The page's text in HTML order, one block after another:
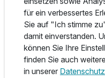
Gesellschaften. Im
Amphitheater, äußerst
Veranstaltungen von Juli
Himmel. Sie können in
außergewöhnlichen und
inklusive kulinarischem 4-
zum Dessert erleben.
für ein verbessertes
Sie auf "Ich stimme
damit einverstanden.
können Sie Ihre
finden Sie auch
in unserer